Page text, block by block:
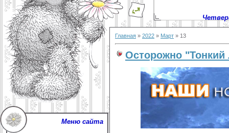
Меню сайта
Главная » 2022 » Март » 13
Осторожно "Тонкий